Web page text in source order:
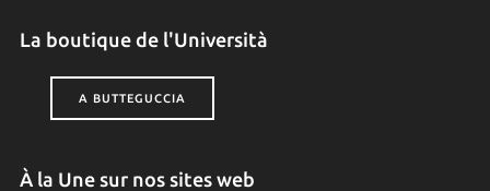
La boutique de l'Università
A BUTTEGUCCIA
À la Une sur nos sites web